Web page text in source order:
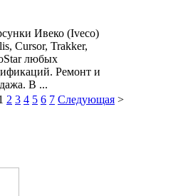
Ивеко (Iveco)
Cursor, Trakker,
любых
Ремонт и
В ...
2 3 4 5 6 7 Следующая >